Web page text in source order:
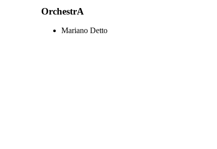
OrchestrA
Mariano Detto